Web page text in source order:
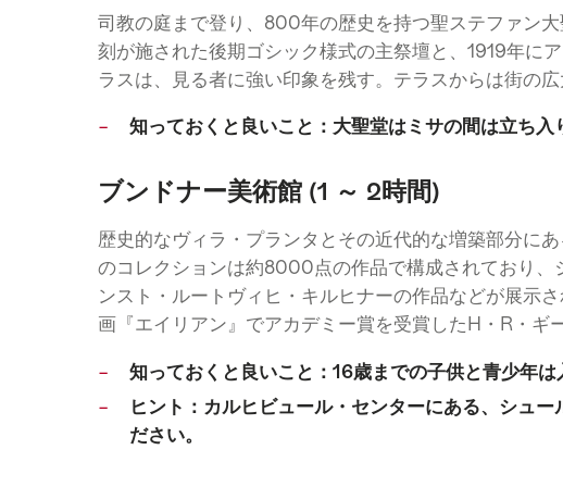
司教の庭まで登り、800年の歴史を持つ聖ステファン
刻が施された後期ゴシック様式の主祭壇と、1919年に
ラスは、見る者に強い印象を残す。テラスからは街の広
知っておくと良いこと：大聖堂はミサの間は立ち入
ブンドナー美術館 (1 ～ 2時間)
歴史的なヴィラ・プランタとその近代的な増築部分に
のコレクションは約8000点の作品で構成されており
ンスト・ルートヴィヒ・キルヒナーの作品などが展示
画『エイリアン』でアカデミー賞を受賞したH・R・ギ
知っておくと良いこと：16歳までの子供と青少年は
ヒント：カルヒビュール・センターにある、シュ
ださい。